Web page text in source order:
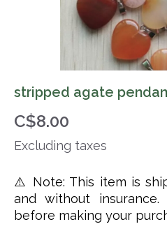
stripped agate
C$8.00
Excluding taxes
⚠️ Note: This item is
and without
before making your